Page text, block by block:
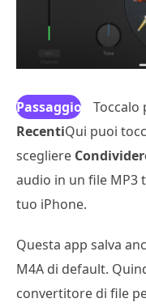
Passaggio
3
Toccalo
RecentiQui puoi
scegliere
audio in un file MP3
tuo iPhone.
Questa app salva
M4A di default.
convertitore di file